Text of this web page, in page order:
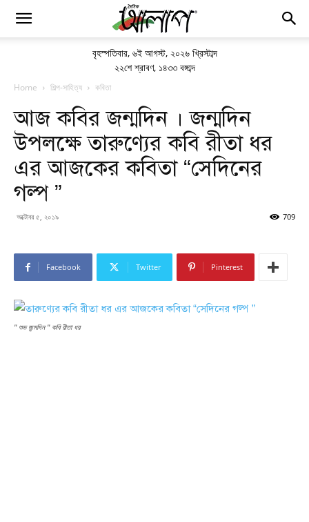
বৃহস্পতিবার, ৬ই আগস্ট, ২০২৬ খ্রিস্টাব্দ
২২শে শ্রাবণ, ১৪৩৩ বঙ্গাব্দ
Home শিল্প-সাহিত্য কবিতা
আজ কবির জন্মদিন । জন্মদিন
উপলক্ষে তারুণ্যের কবি রীতা ধর
এর আজকের কবিতা “সেদিনের
গল্প ”
অক্টোবর ৫, ২০১৯ 709
Facebook Twitter Pinterest
'' শুভ জন্মদিন '' কবি রীতা ধর